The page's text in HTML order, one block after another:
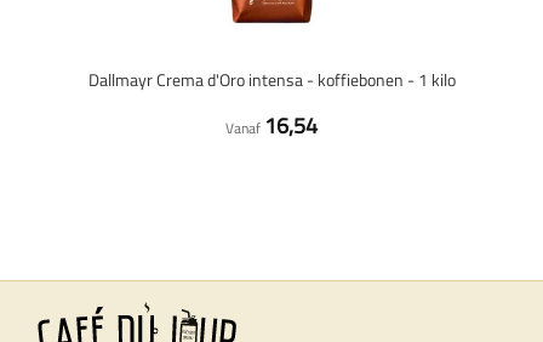
Dallmayr Crema d'Oro intensa - koffiebonen - 1 kilo
Vanaf 16,54